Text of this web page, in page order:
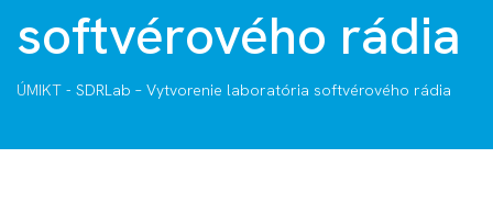
softvérového rádia
ÚMIKT - SDRLab – Vytvorenie laboratória softvérového rádia